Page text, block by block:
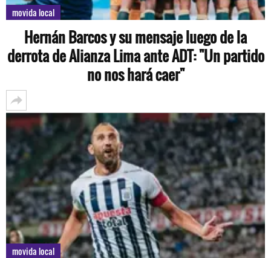
movida local
Hernán Barcos y su mensaje luego de la
derrota de Alianza Lima ante ADT: "Un partido
no nos hará caer"
movida local